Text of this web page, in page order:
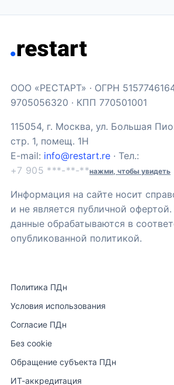
ООО «РЕСТАРТ» · ОГРН
9705056320 · КПП 770501001
115054, г. Москва, ул. Большая
стр. 1, помещ. 1Н
E-mail: info@restart.re · Тел.:
+7 905 ***-**-**нажми, чтобы увидеть
Информация на сайте носит
и не является публичной
данные обрабатываются в
опубликованной политикой.
Политика ПДн
Условия использования
Согласие ПДн
Без cookie
Обращение субъекта ПДн
ИТ-аккредитация